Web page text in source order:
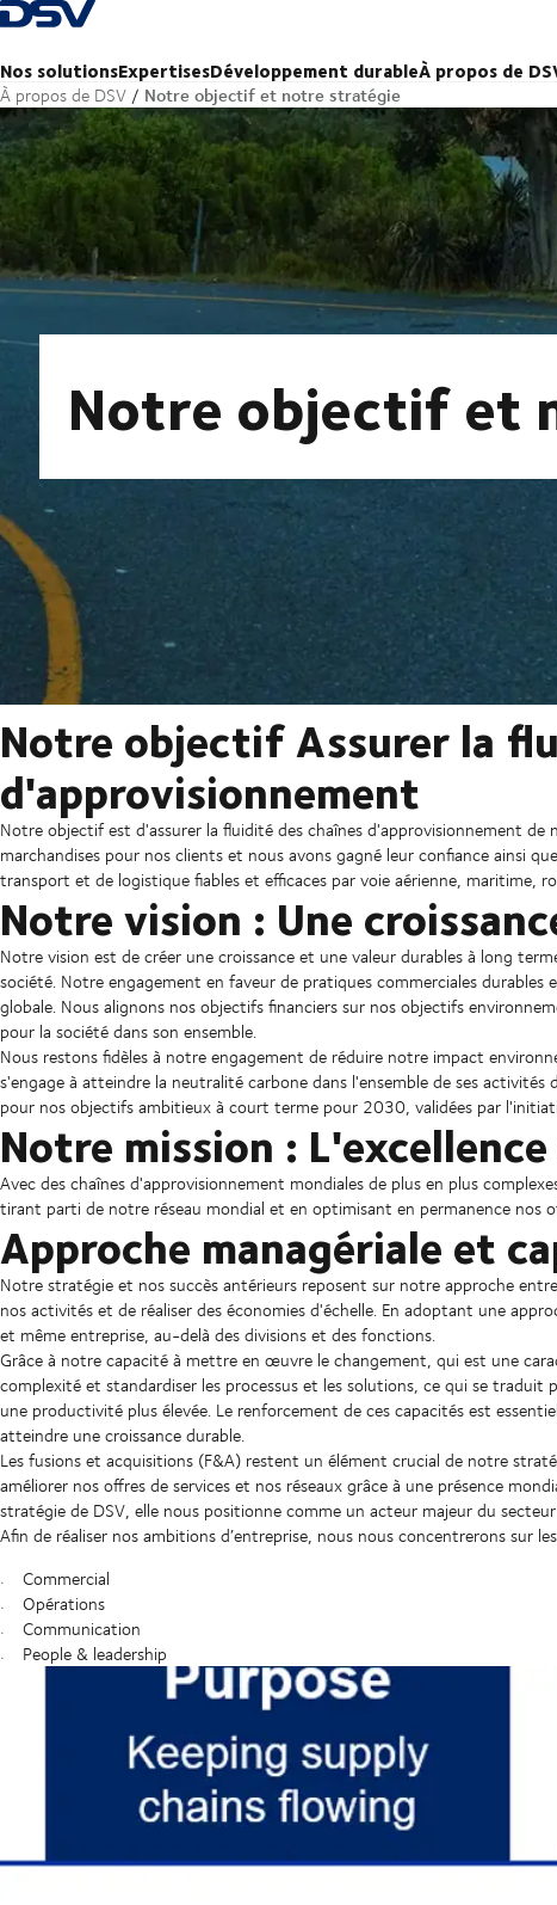
Retour à la page d'accueil
Nos solutionsExpertisesDéveloppement durableÀ propos de
À propos de DSV Notre objectif et notre stratégie
Notre objectif et
Notre objectif Assurer la
d'approvisionnement
Notre objectif est d'assurer la fluidité des chaînes d'approvisionnement
marchandises pour nos clients et nous avons gagné leur confiance ainsi
transport et de logistique fiables et efficaces par voie aérienne, maritime,
Notre vision : Une
Notre vision est de créer une croissance et une valeur durables à long
société. Notre engagement en faveur de pratiques commerciales
globale. Nous alignons nos objectifs financiers sur nos objectifs
pour la société dans son ensemble.
Nous restons fidèles à notre engagement de réduire notre impact
s'engage à atteindre la neutralité carbone dans l'ensemble de ses
pour nos objectifs ambitieux à court terme pour 2030, validées par
Notre mission :
Avec des chaînes d'approvisionnement mondiales de plus en plus
tirant parti de notre réseau mondial et en optimisant en permanence nos
Approche managériale et
Notre stratégie et nos succès antérieurs reposent sur notre approche
nos activités et de réaliser des économies d'échelle. En adoptant une
et même entreprise, au-delà des divisions et des fonctions.
Grâce à notre capacité à mettre en œuvre le changement, qui est une
complexité et standardiser les processus et les solutions, ce qui se traduit
une productivité plus élevée. Le renforcement de ces capacités est
atteindre une croissance durable.
Les fusions et acquisitions (F&A) restent un élément crucial de notre
améliorer nos offres de services et nos réseaux grâce à une présence
stratégie de DSV, elle nous positionne comme un acteur majeur du
Afin de réaliser nos ambitions d’entreprise, nous nous concentrerons sur
Commercial
Opérations
Communication
People & leadership